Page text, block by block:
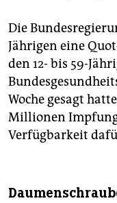
Die
Jährigen eine
den 12- bis 59-
Woche gesagt
Millionen
Verfügbarkeit